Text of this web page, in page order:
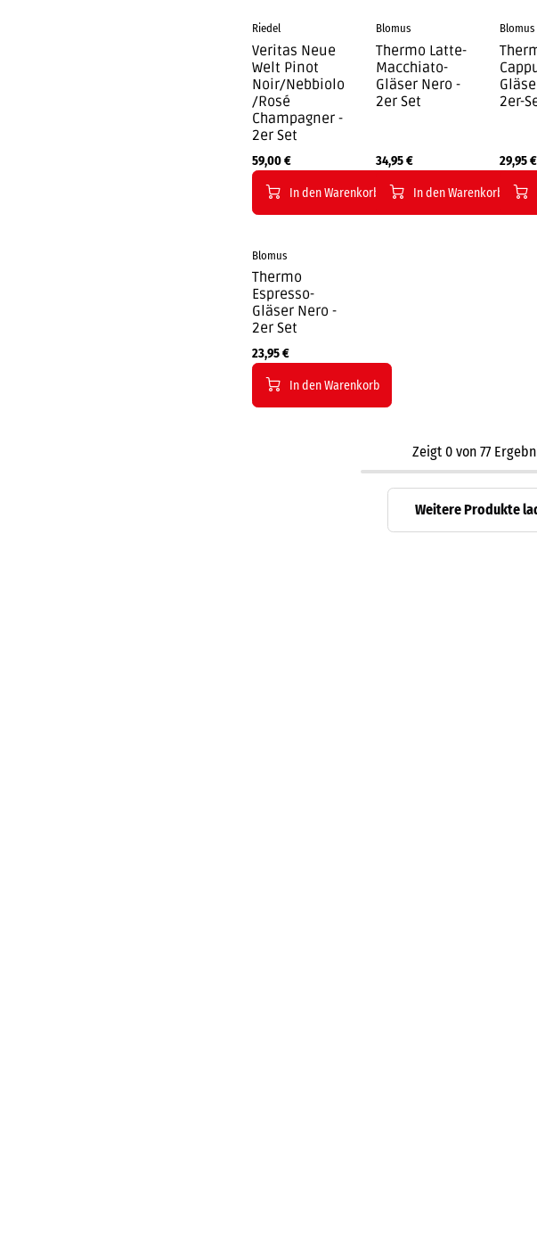
Riedel
Veritas Neue
Welt Pinot
Noir/Nebbiolo
/Rosé
Champagner -
2er Set
59,00€
In den Warenkorb
Blomus
Thermo Latte-
Macchiato-
Gläser Nero -
2er Set
34,95€
In den Warenkorb
Blomus
2er-
29,95€
Blomus
Thermo
Espresso-
Gläser Nero -
2er Set
23,95€
In den Warenkorb
Zeigt 0von 77
Weitere Produkte